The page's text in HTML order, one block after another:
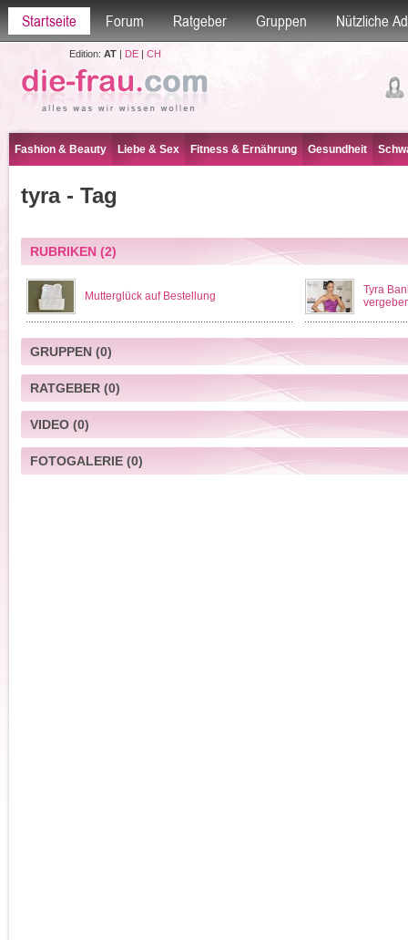
Startseite Forum Ratgeber Gruppen Nützliche
Edition: AT| DE| CH
Fashion & Beauty Liebe & Sex Fitness & Ernährung Gesundheit
tyra - Tag
RUBRIKEN(2)
Mutterglück auf Bestellung
Tyra
GRUPPEN(0)
RATGEBER(0)
VIDEO(0)
FOTOGALERIE(0)